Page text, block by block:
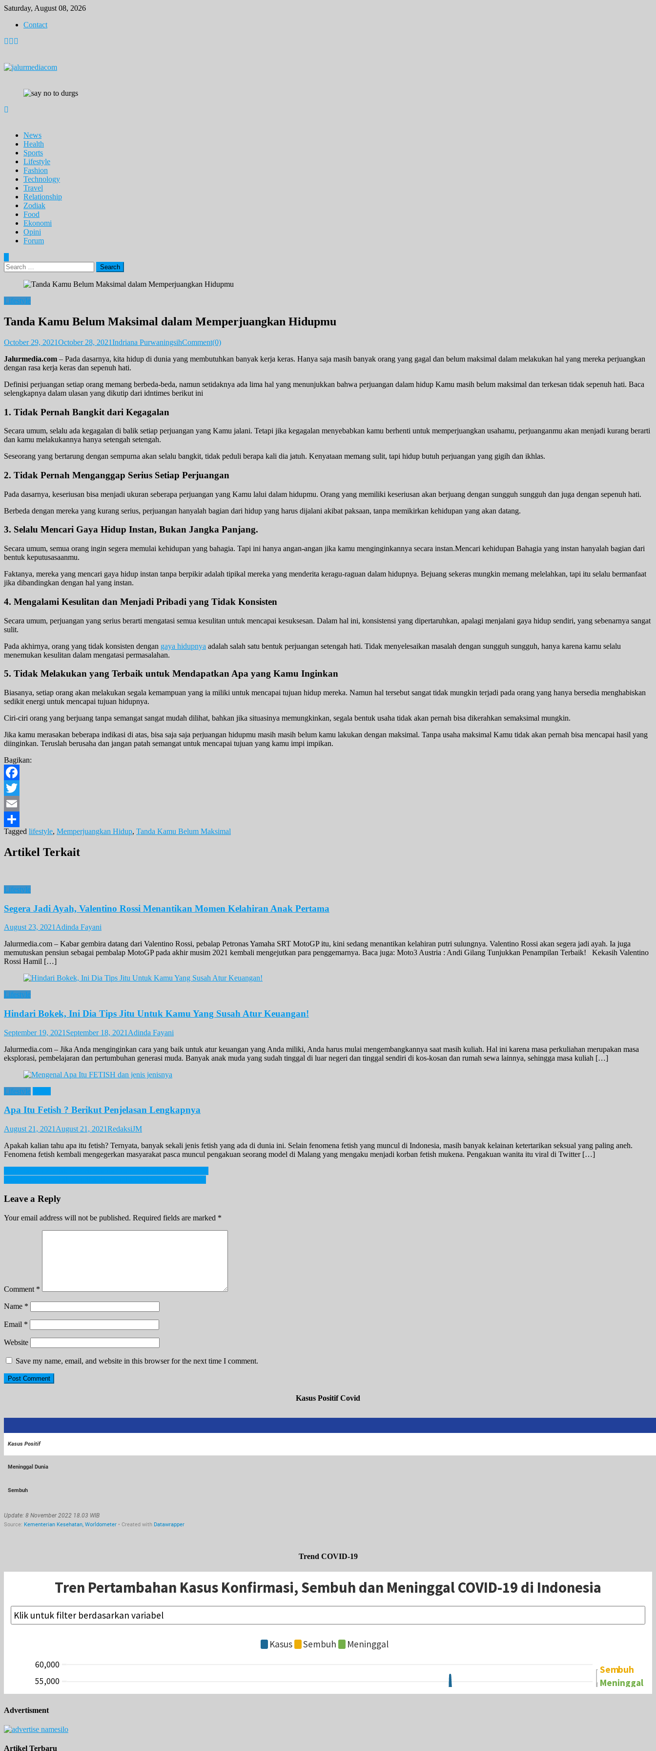
Skip
content
Saturday, August 08, 2026
Contact
News
Health
Sports
Lifestyle
Fashion
Technology
Travel
Relationship
Zodiak
Food
Ekonomi
Opini
Forum
Search
for:
Lifestyle
Tanda Kamu Belum Maksimal dalam Memperjuangkan Hidupmu
October 29, 2021October 28, 2021Indriana PurwaningsihComment(0)
Jalurmedia.com – Pada dasarnya, kita hidup di dunia yang membutuhkan banyak kerja keras. Hanya saja masih banyak orang yang gagal dan belum maksimal dalam melakukan hal yang mereka perjuangkan
dengan rasa kerja keras dan sepenuh hati.
Definisi perjuangan setiap orang memang berbeda-beda, namun setidaknya ada lima hal yang menunjukkan bahwa perjuangan dalam hidup Kamu masih belum maksimal dan terkesan tidak sepenuh hati. Baca
selengkapnya dalam ulasan yang dikutip dari idntimes berikut ini
1. Tidak Pernah Bangkit dari Kegagalan
Secara umum, selalu ada kegagalan di balik setiap perjuangan yang Kamu jalani. Tetapi jika kegagalan menyebabkan kamu berhenti untuk memperjuangkan usahamu, perjuanganmu akan menjadi kurang berarti
dan kamu melakukannya hanya setengah setengah.
Seseorang yang bertarung dengan sempurna akan selalu bangkit, tidak peduli berapa kali dia jatuh. Kenyataan memang sulit, tapi hidup butuh perjuangan yang gigih dan ikhlas.
2. Tidak Pernah Menganggap Serius Setiap Perjuangan
Pada dasarnya, keseriusan bisa menjadi ukuran seberapa perjuangan yang Kamu lalui dalam hidupmu. Orang yang memiliki keseriusan akan berjuang dengan sungguh sungguh dan juga dengan sepenuh hati.
Berbeda dengan mereka yang kurang serius, perjuangan hanyalah bagian dari hidup yang harus dijalani akibat paksaan, tanpa memikirkan kehidupan yang akan datang.
3. Selalu Mencari Gaya Hidup Instan, Bukan Jangka Panjang.
Secara umum, semua orang ingin segera memulai kehidupan yang bahagia. Tapi ini hanya angan-angan jika kamu menginginkannya secara instan.Mencari kehidupan Bahagia yang instan hanyalah bagian dari
bentuk keputusasaanmu.
Faktanya, mereka yang mencari gaya hidup instan tanpa berpikir adalah tipikal mereka yang menderita keragu-raguan dalam hidupnya. Bejuang sekeras mungkin memang melelahkan, tapi itu selalu bermanfaat
jika dibandingkan dengan hal yang instan.
4. Mengalami Kesulitan dan Menjadi Pribadi yang Tidak Konsisten
Secara umum, perjuangan yang serius berarti mengatasi semua kesulitan untuk mencapai kesuksesan. Dalam hal ini, konsistensi yang dipertaruhkan, apalagi menjalani gaya hidup sendiri, yang sebenarnya sangat
sulit.
Pada akhirnya, orang yang tidak konsisten dengan gaya hidupnya adalah salah satu bentuk perjuangan setengah hati. Tidak menyelesaikan masalah dengan sungguh sungguh, hanya karena kamu selalu
menemukan kesulitan dalam mengatasi permasalahan.
5. Tidak Melakukan yang Terbaik untuk Mendapatkan Apa yang Kamu Inginkan
Biasanya, setiap orang akan melakukan segala kemampuan yang ia miliki untuk mencapai tujuan hidup mereka. Namun hal tersebut sangat tidak mungkin terjadi pada orang yang hanya bersedia menghabiskan
sedikit energi untuk mencapai tujuan hidupnya.
Ciri-ciri orang yang berjuang tanpa semangat sangat mudah dilihat, bahkan jika situasinya memungkinkan, segala bentuk usaha tidak akan pernah bisa dikerahkan semaksimal mungkin.
Jika kamu merasakan beberapa indikasi di atas, bisa saja saja perjuangan hidupmu masih masih belum kamu lakukan dengan maksimal. Tanpa usaha maksimal Kamu tidak akan pernah bisa mencapai hasil yang
diinginkan. Teruslah berusaha dan jangan patah semangat untuk mencapai tujuan yang kamu impi impikan.
Bagikan:
Facebook
Twitter
Email
Share
Tagged lifestyle, Memperjuangkan Hidup, Tanda Kamu Belum Maksimal
Artikel Terkait
Lifestyle
Segera Jadi Ayah, Valentino Rossi Menantikan Momen Kelahiran Anak Pertama
August 23, 2021 Adinda Fayani
Jalurmedia.com – Kabar gembira datang dari Valentino Rossi, pebalap Petronas Yamaha SRT MotoGP itu, kini sedang menantikan kelahiran putri sulungnya. Valentino Rossi akan segera jadi ayah. Ia juga
memutuskan pensiun sebagai pembalap MotoGP pada akhir musim 2021 kembali mengejutkan para penggemarnya. Baca juga: Moto3 Austria : Andi Gilang Tunjukkan Penampilan Terbaik! Kekasih Valentino
Rossi Hamil […]
Lifestyle
Hindari Bokek, Ini Dia Tips Jitu Untuk Kamu Yang Susah Atur Keuangan!
September 19, 2021 September 18, 2021 Adinda Fayani
Jalurmedia.com – Jika Anda menginginkan cara yang baik untuk atur keuangan yang Anda miliki, Anda harus mulai mengembangkannya saat masih kuliah. Hal ini karena masa perkuliahan merupakan masa
eksplorasi, pembelajaran dan pertumbuhan generasi muda. Banyak anak muda yang sudah tinggal di luar negeri dan tinggal sendiri di kos-kosan dan rumah sewa lainnya, sehingga masa kuliah […]
Lifestyle
Apa Itu Fetish ? Berikut Penjelasan Lengkapnya
August 21, 2021 August 21, 2021RedaksiJM
Apakah kalian tahu apa itu fetish? Ternyata, banyak sekali jenis fetish yang ada di dunia ini. Selain fenomena fetish yang muncul di Indonesia, masih banyak kelainan ketertarikan seksual yang paling aneh.
Fenomena fetish kembali mengegerkan masyarakat pasca muncul pengakuan seorang model di Malang yang mengaku menjadi korban fetish mukena. Pengakuan wanita itu viral di Twitter […]
Post
navigation
Leave a Reply
Your email address will not be published. Required fields are marked *
Comment *
Name *
Email *
Website
Save my name, email, and website in this browser for the next time I comment.
Kasus Positif Covid
Trend COVID-19
Advertisment
Artikel Terbaru